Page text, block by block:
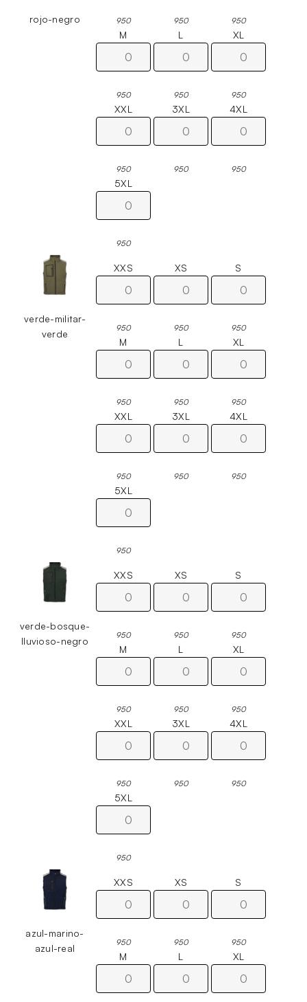
rojo-negro 950 950 950
M
950
L
950
XL
950
XXL
950
3XL
950
4XL
950
5XL
950
verde-militar-
verde
XXS
950
XS
950
S
950
M
950
L
950
XL
950
XXL
950
3XL
950
4XL
950
5XL
950
verde-bosque-
lluvioso-negro
XXS
950
XS
950
S
950
M
950
L
950
XL
950
XXL
950
3XL
950
4XL
950
5XL
950
azul-marino-
azul-real
XXS
950
XS
950
S
950
M L XL